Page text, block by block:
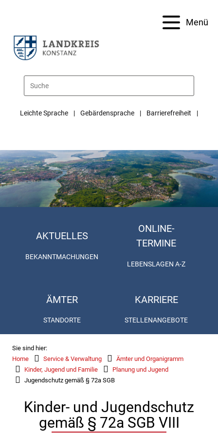
Menü
Leichte Sprache Gebärdensprache Barrierefreiheit
AKTUELLES
BEKANNTMACHUNGEN
ONLINE-
TERMINE
LEBENSLAGEN A-Z
ÄMTER
STANDORTE
KARRIERE
STELLENANGEBOTE
Sie sind hier:
Home
Service & Verwaltung
Ämter und Organigramm
Kinder, Jugend und Familie
Planung und Jugend
Jugendschutz gemäß § 72a SGB
Kinder- und Jugendschutz
gemäß § 72a SGB VIII